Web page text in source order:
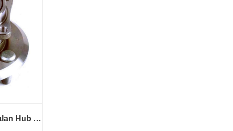
42410-12250 Unit Bantalan Hub Roda Belakang Berkualitas Tinggi